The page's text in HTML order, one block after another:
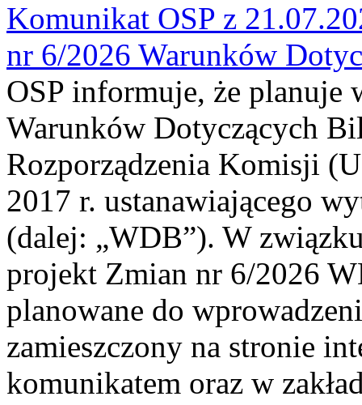
Komunikat OSP z
nr 6/2026 Warunków
OSP informuje, że planuje
Warunków Dotyczących
Rozporządzenia Komisji
2017 r. ustanawiającego
(dalej: „WDB”). W
projekt Zmian nr 6/2026
planowane do
zamieszczony na stronie
komunikatem oraz w